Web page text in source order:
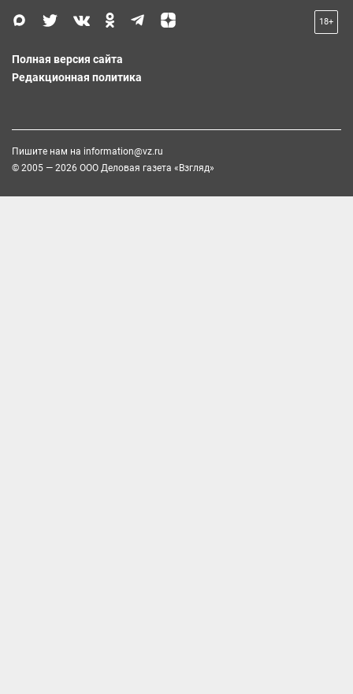
18+
Полная версия сайта
Редакционная политика
Пишите нам на information@vz.ru
© 2005 — 2026 ООО Деловая газета «Взгляд»